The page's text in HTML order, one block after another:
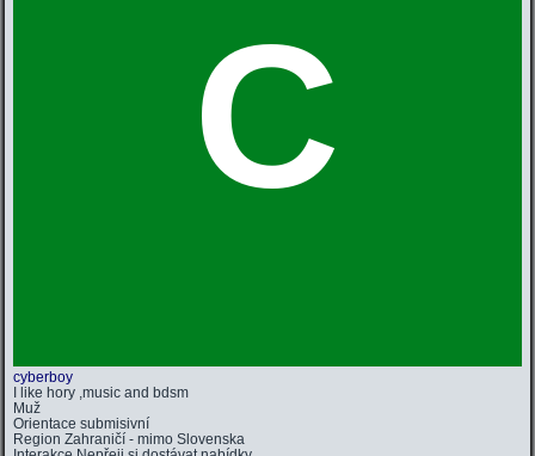
C
cyberboy
I like hory ,music and bdsm
Muž
Orientace submisivní
Region Zahraničí - mimo Slovenska